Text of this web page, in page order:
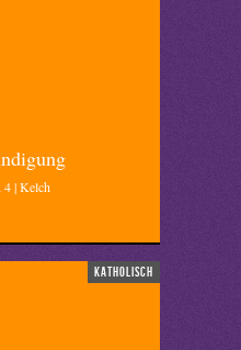
| Kelch
katholisch